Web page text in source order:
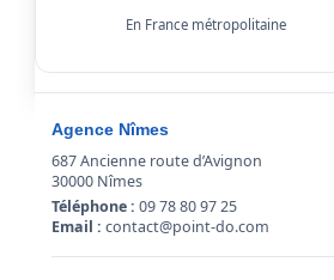
En France métropolitaine
Agence Nîmes
687 Ancienne route d’Avignon
30000 Nîmes
Téléphone : 09 78 80 97 25
Email : contact@point-do.com